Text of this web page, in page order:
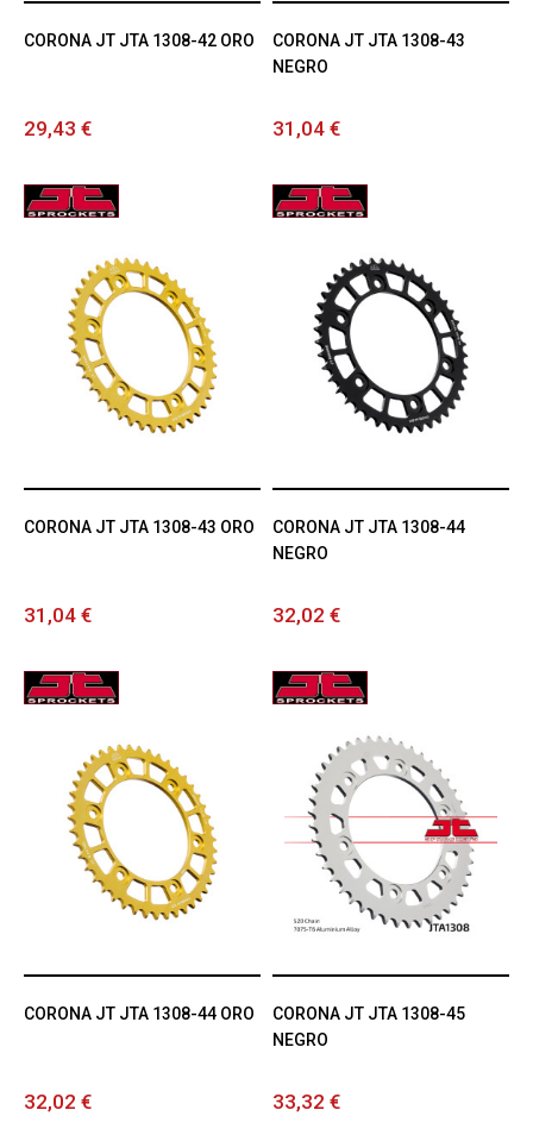
CORONA JT JTA 1308-42 ORO
29,43 €
CORONA JT JTA 1308-43
NEGRO
31,04 €
CORONA JT JTA 1308-43 ORO
31,04 €
CORONA JT JTA 1308-44
NEGRO
32,02 €
CORONA JT JTA 1308-44 ORO
32,02 €
CORONA JT JTA 1308-45
NEGRO
33,32 €